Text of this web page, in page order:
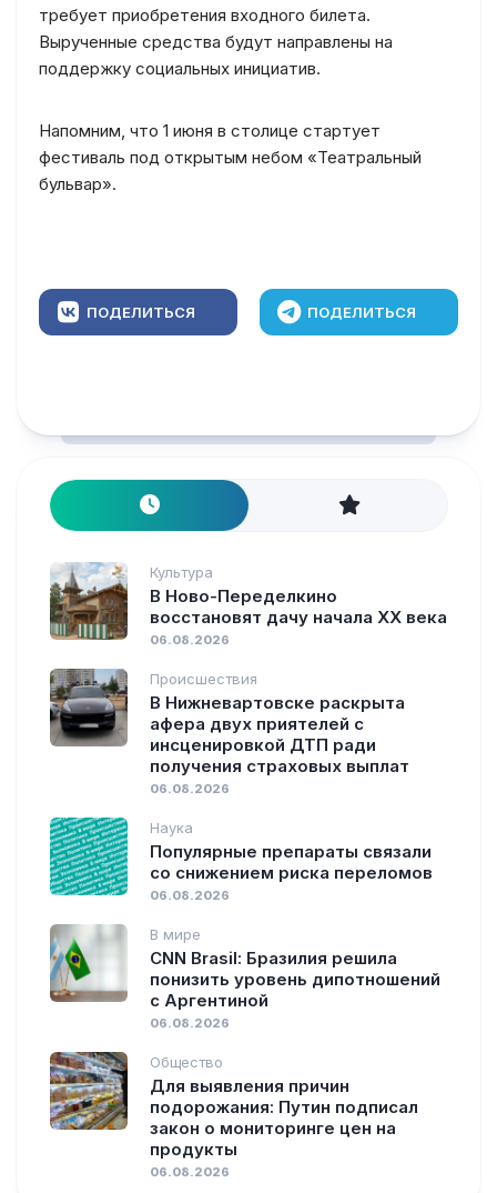
требует приобретения входного билета.
Вырученные средства будут направлены на
поддержку социальных инициатив.
Напомним, что 1 июня в столице стартует
фестиваль под открытым небом «Театральный
бульвар».
ПОДЕЛИТЬСЯ ПОДЕЛИТЬСЯ
Культура
В Ново-Переделкино
восстановят дачу начала XX века
06.08.2026
Происшествия
В Нижневартовске раскрыта
афера двух приятелей с
инсценировкой ДТП ради
получения страховых выплат
06.08.2026
Наука
Популярные препараты связали
со снижением риска переломов
06.08.2026
В мире
CNN Brasil: Бразилия решила
понизить уровень дипотношений
с Аргентиной
06.08.2026
Общество
Для выявления причин
подорожания: Путин подписал
закон о мониторинге цен на
продукты
06.08.2026